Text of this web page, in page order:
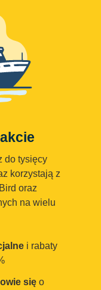
do tysięcy
korzystają z
oraz
na wielu
i rabaty
się o